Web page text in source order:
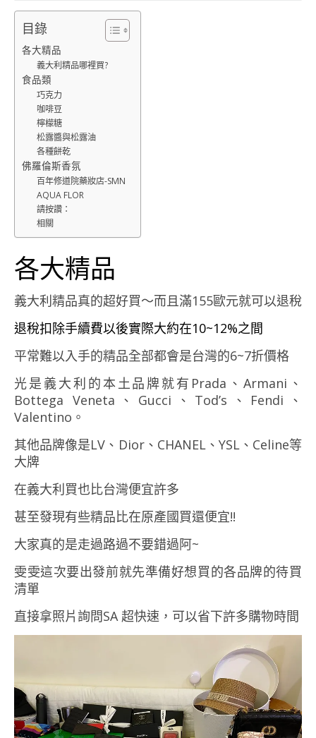
目錄
各大精品
義大利精品哪裡買?
食品類
巧克力
咖啡豆
檸檬糖
松露醬與松露油
各種餅乾
佛羅倫斯香氛
百年修道院藥妝店-SMN
AQUA FLOR
請按讚：
相關
各大精品
義大利精品真的超好買～而且滿155歐元就可以退稅
退稅扣除手續費以後實際大約在10~12%之間
平常難以入手的精品全部都會是台灣的6~7折價格
光是義大利的本土品牌就有Prada、Armani、
Bottega Veneta、Gucci、Tod’s、Fendi、
Valentino。
其他品牌像是LV、Dior、CHANEL、YSL、Celine等
大牌
在義大利買也比台灣便宜許多
甚至發現有些精品比在原產國買還便宜!!
大家真的是走過路過不要錯過阿~
雯雯這次要出發前就先準備好想買的各品牌的待買
清單
直接拿照片詢問SA 超快速，可以省下許多購物時間